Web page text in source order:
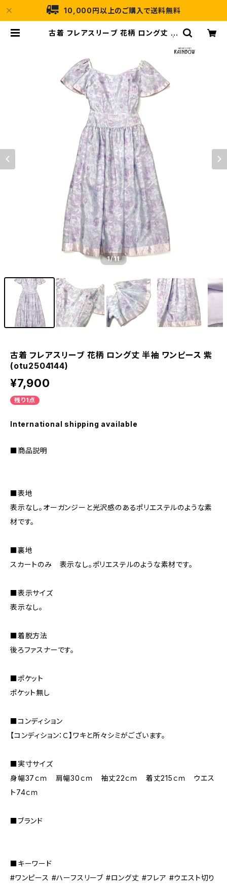
10,000円以上のご購入で送料無料
古着 フレアスリーブ 花柄 ロング丈 半
1/11
古着 フレアスリーブ 花柄 ロング丈 半袖 ワンピース 紫
(otu2504144)
¥7,900
残り1点
International shipping available
■商品説明
■表地
表示なし。オーガンジーと光沢感のあるポリエステルのような素
材です。
■裏地
スカートのみ 表示なし。ポリエステルのような素材です。
■表示サイズ
表示なし。
■着脱方法
後ろファスナーです。
■ポケット
ポケット無し
■コンディション
【コンディション：Ｃ】ワキと所々シミがございます。
■実寸サイズ
身幅37ｃｍ 肩幅30ｃｍ 袖丈22ｃｍ 着丈215ｃｍ ウエス
ト74ｃｍ
■ブランド
■キーワード
#ワンピース #ハーフスリーブ #ロング丈 #フレア #ウエスト切り